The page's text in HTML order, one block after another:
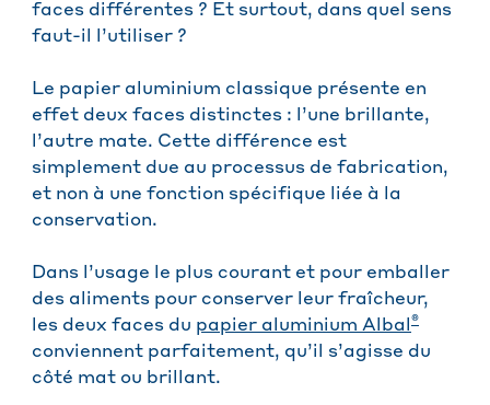
faces différentes ? Et surtout, dans quel sens
faut-il l’utiliser ?
Le papier aluminium classique présente en
effet deux faces distinctes : l’une brillante,
l’autre mate. Cette différence est
simplement due au processus de fabrication,
et non à une fonction spécifique liée à la
conservation.
Dans l’usage le plus courant et pour emballer
des aliments pour conserver leur fraîcheur,
les deux faces du papier aluminium Albal®
conviennent parfaitement, qu’il s’agisse du
côté mat ou brillant.